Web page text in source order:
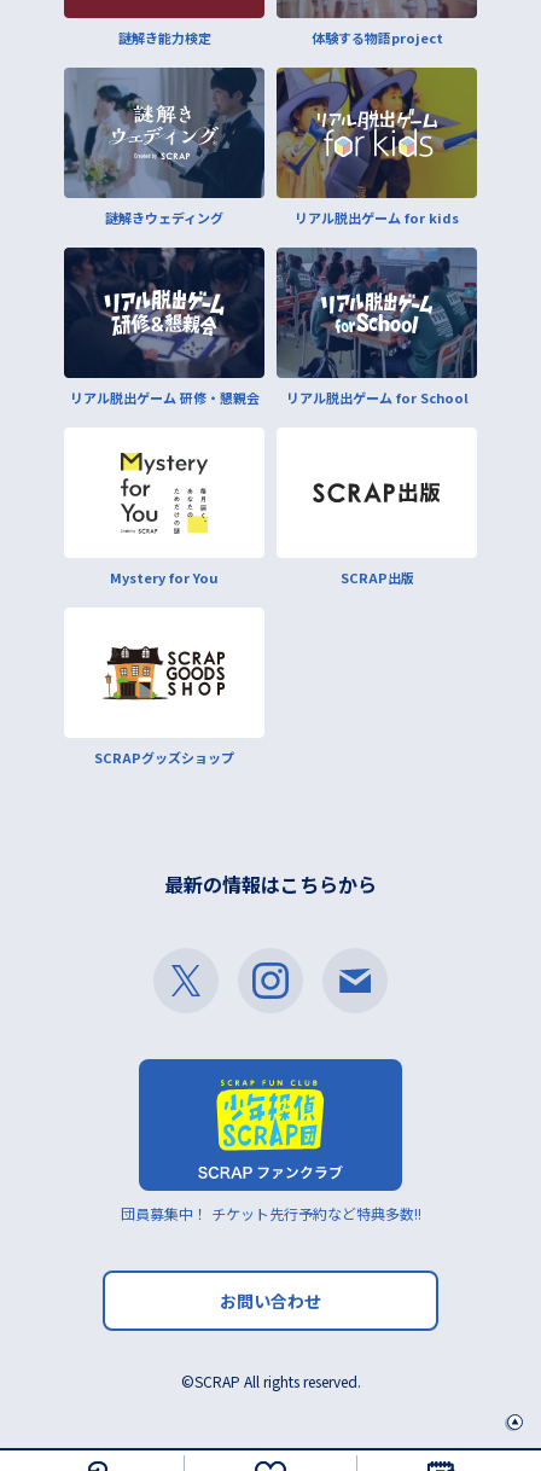
謎解き能力検定 体験する物語project
謎解きウェディング リアル脱出ゲーム for kids
リアル脱出ゲーム 研修・懇親会 リアル脱出ゲーム for School
Mystery for You SCRAP出版
SCRAPグッズショップ
最新の情報はこちらから
団員募集中！ チケット先行予約など特典多数!!
お問い合わせ
©SCRAP All rights reserved.